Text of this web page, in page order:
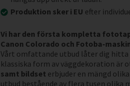
Produktion sker i EU efter
Vi har den första kompletta
Canon Colorado och Fotoba-
Vårt omfattande utbud låter dig hitta
klassiska form av väggdekoration är
samt bildset erbjuder en mängd
utbud bestående av flera tusen olika